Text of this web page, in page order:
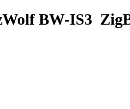
BW-IS3